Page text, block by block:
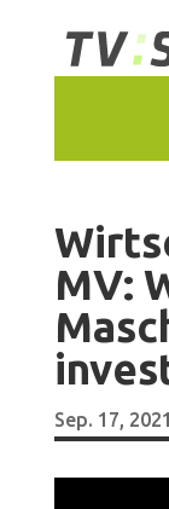
MV:
Sep. 17, 2021